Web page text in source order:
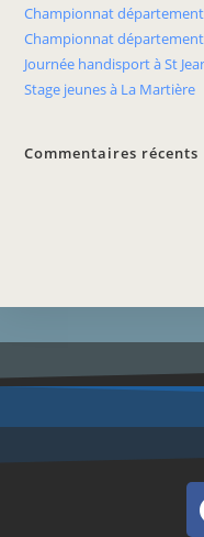
Championnat
Championnat
Journée handisport à St
Stage jeunes à La Martière
Commentaires récents